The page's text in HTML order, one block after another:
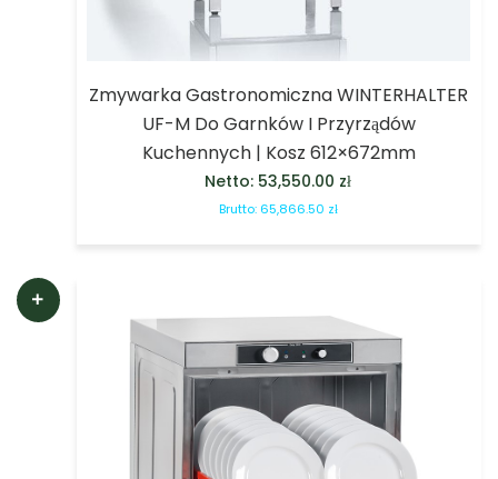
Zmywarka Gastronomiczna WINTERHALTER
UF-M Do Garnków I Przyrządów
Kuchennych | Kosz 612×672mm
Netto: 53,550.00 zł
Brutto: 65,866.50 zł